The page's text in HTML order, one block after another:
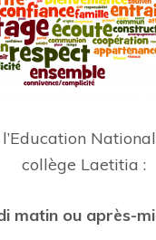
collège Laetitia :
matin ou après-